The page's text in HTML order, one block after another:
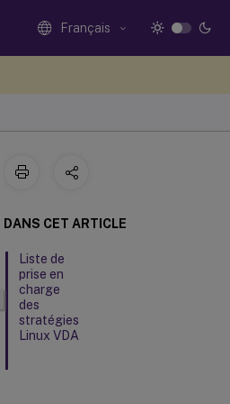
Français
DANS CET ARTICLE
Liste de
prise en
charge
des
stratégies
Linux VDA